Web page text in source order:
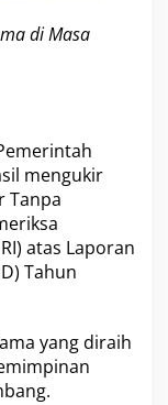
di Masa
mengukir
Tanpa
atas Laporan
Tahun
yang diraih